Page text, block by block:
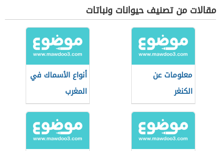
مقالات من تصنيف حيوانات ونباتات
معلومات عن
الكنغر
أنواع الأسماك في
المغرب